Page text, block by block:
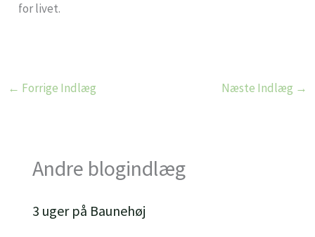
for livet.
← Forrige Indlæg Næste Indlæg →
Andre blogindlæg
3 uger på Baunehøj